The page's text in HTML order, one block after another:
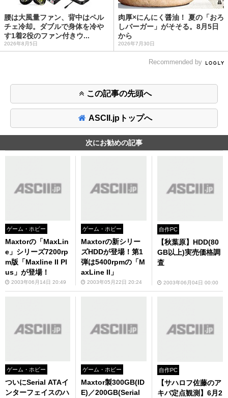
腰は大風量ファン、背中はペル
チェ冷却。ダブルで身体を冷や
す1着2役のファン付きウ...
2026年8月5日
肉厚×にんにく醤油！ 夏の「おろ
しバーガー」がそそる。8月5日
から
2026年7月30日
Recommended by
この記事の先頭へ
ASCII.jpトップへ
次にお勧めの記事
ゲーム・ホビー
Maxtorの「MaxLin
e」シリーズ7200rp
m版「Maxline II Pl
us」が登場！
2003年06月14日 20:49
ゲーム・ホビー
Maxtorの新シリー
ズHDDが登場！第1
弾は5400rpmの「M
axLine II」
2003年05月22日 20:24
自作PC
【秋葉原】HDD(80
GB以上)実売価格調
査
2003年06月04日 00:00
ゲーム・ホビー
ついにSerial ATAイ
ンターフェイスのハ
ゲーム・ホビー
Maxtor製300GB(ID
E)／200GB(Serial
自作PC
【サハロフ佐藤のア
キバ定点観測】6月2